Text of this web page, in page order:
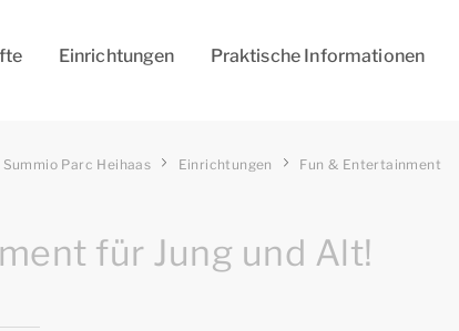
Einrichtungen Praktische Informationen
Summio Parc Heihaas Einrichtungen Fun & Entertainment
für Jung und Alt!